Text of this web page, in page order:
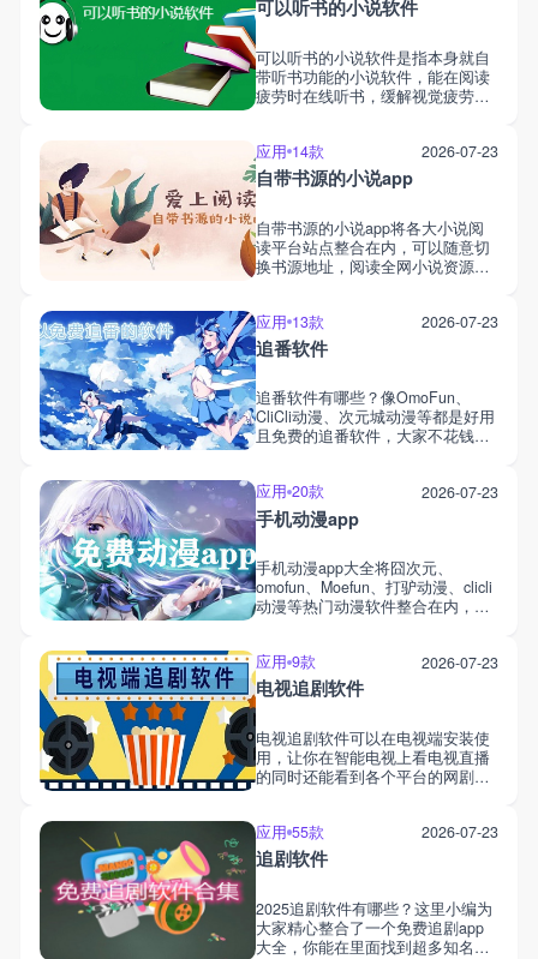
换播放路线、设置播放画质还有投
屏到电视上...是大家必备的追番神
器。
可以听书的小说软件
可以听书的小说软件是指本身就自
带听书功能的小说软件，能在阅读
疲劳时在线听书，缓解视觉疲劳。
读、黑猫小说等都包括在内，支持
听书的同时还拥有纯净的阅读界
面，能满足大家多元化的阅读需
求。
应用 14款 2026-07-23
自带书源的小说app
自带书源的小说app将各大小说阅
读平台站点整合在内，可以随意切
换书源地址，阅读全网小说资源。
甚至还能在一个软件中看小说看漫
画，绝对是小说爱好者的福音。想
看什么小说，直接搜索，平台会罗
列出几乎全网的站点资源，大家能
随意进入阅读小说。
应用 13款 2026-07-23
追番软件
追番软件有哪些？像OmoFun、
CliCli动漫、次元城动漫等都是好用
且免费的追番软件，大家不花钱就
样，有的还是无广告、可发弹幕、
支持投屏的，用户能白嫖全网番剧
资源，追番看动漫。
应用 20款 2026-07-23
手机动漫app
手机动漫app大全将囧次元、
omofun、Moefun、打驴动漫、clicli
动漫等热门动漫软件整合在内，大
漫。免费动漫app合集里有的动漫
软件还支持投屏，可将屏幕投放到
电视上，享受大屏追番。手机动漫
app合集里所有的应用小编都测试
过了，大家可以放心下载追漫。
应用 9款 2026-07-23
电视追剧软件
电视追剧软件可以在电视端安装使
用，让你在智能电视上看电视直播
的同时还能看到各个平台的网剧资
漫资源、电影资源还有综艺资源，
并且都有多条播放路线，所有视频
画质也是高清无损的，大家能根据
在智能电视上享受大屏追剧。
应用 55款 2026-07-23
追剧软件
2025追剧软件有哪些？这里小编为
大家精心整合了一个免费追剧app
大全，你能在里面找到超多知名好